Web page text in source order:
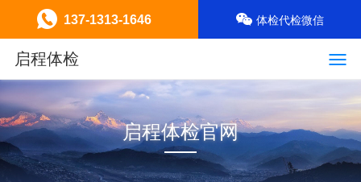
启程体检
启程体检官网
137-1313-1646 体检代检微信